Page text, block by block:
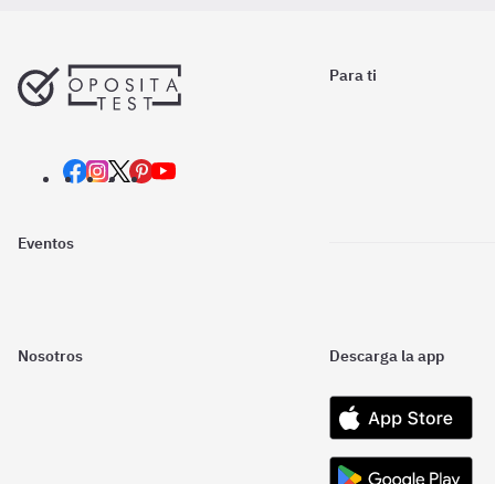
Para ti
Eventos
Nosotros Descarga la app